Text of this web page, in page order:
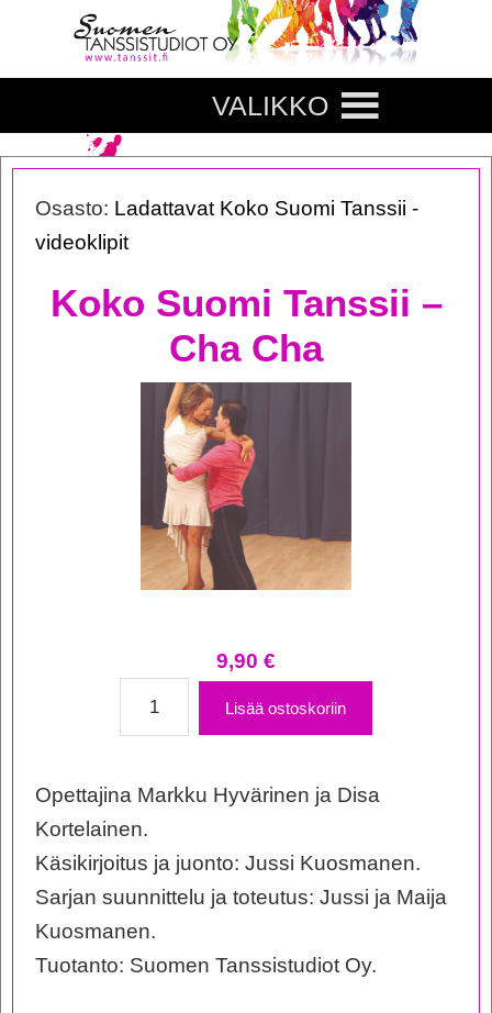
VALIKKO
Osasto: Ladattavat Koko Suomi Tanssii -
videoklipit
Koko Suomi Tanssii –
Cha Cha
9,90 €
–
Cha
Cha
määrä
Lisää ostoskoriin
Opettajina Markku Hyvärinen ja Disa
Kortelainen.
Käsikirjoitus ja juonto: Jussi Kuosmanen.
Sarjan suunnittelu ja toteutus: Jussi ja Maija
Kuosmanen.
Tuotanto: Suomen Tanssistudiot Oy.